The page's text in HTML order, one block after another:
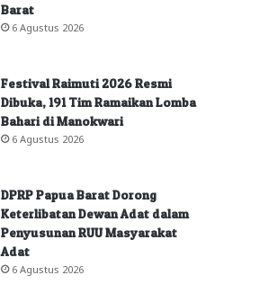
Barat
6 Agustus 2026
Festival Raimuti 2026 Resmi
Dibuka, 191 Tim Ramaikan Lomba
Bahari di Manokwari
6 Agustus 2026
DPRP Papua Barat Dorong
Keterlibatan Dewan Adat dalam
Penyusunan RUU Masyarakat
Adat
6 Agustus 2026